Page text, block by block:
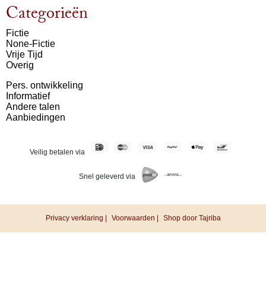
Categorieën
Fictie
None-Fictie
Vrije Tijd
Overig
Pers. ontwikkeling
Informatief
Andere talen
Aanbiedingen
Veilig betalen via
Snel geleverd via
Privacy verklaring | Voorwaarden | Shop door Tajriba